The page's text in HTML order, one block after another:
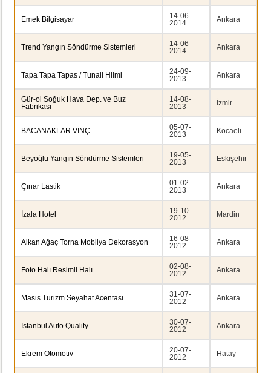
Emek Bilgisayar
14-06-
2014
Ankara
Trend Yangın Söndürme Sistemleri
14-06-
2014
Ankara
Tapa Tapa Tapas / Tunali Hilmi
24-09-
2013
Ankara
Gür-ol Soğuk Hava Dep. ve Buz
Fabrikası
14-08-
2013
İzmir
BACANAKLAR VİNÇ
05-07-
2013
Kocaeli
Beyoğlu Yangın Söndürme Sistemleri
19-05-
2013
Eskişehir
Çınar Lastik
01-02-
2013
Ankara
İzala Hotel
19-10-
2012
Mardin
Alkan Ağaç Torna Mobilya Dekorasyon
16-08-
2012
Ankara
Foto Halı Resimli Halı
02-08-
2012
Ankara
Masis Turizm Seyahat Acentası
31-07-
2012
Ankara
İstanbul Auto Quality
30-07-
2012
Ankara
Ekrem Otomotiv
20-07-
2012
Hatay